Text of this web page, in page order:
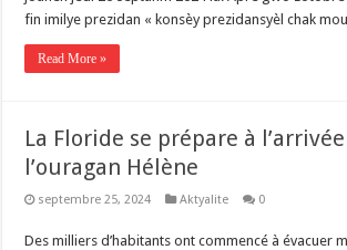
fin imilye prezidan « konsèy prezidansyèl chak
Read More »
La Floride se prépare à
l’ouragan Hélène
septembre 25, 2024 Aktyalite 0
Des milliers d’habitants ont commencé à évacuer